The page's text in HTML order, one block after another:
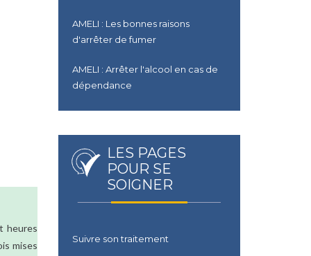
heures
mises
AMELI : Les bonnes raisons
d'arrêter de fumer
AMELI : Arrêter l'alcool en cas de
dépendance
LES PAGES
POUR SE
SOIGNER
Suivre son traitement